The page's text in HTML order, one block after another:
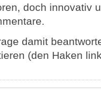
doch innovativ
damit
(den Haken